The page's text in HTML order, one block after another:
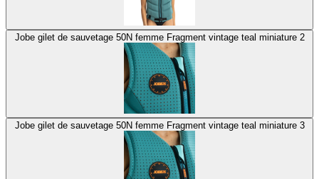
Jobe gilet de sauvetage 50N femme Fragment vintage teal miniature 2
Jobe gilet de sauvetage 50N femme Fragment vintage teal miniature 3